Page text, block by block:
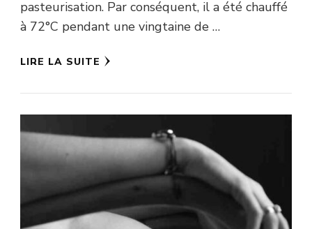
pasteurisation. Par conséquent, il a été chauffé
à 72°C pendant une vingtaine de …
LIRE LA SUITE